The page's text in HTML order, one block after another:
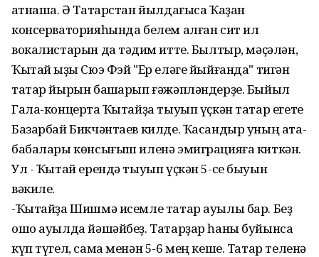
ҡатнаша. Ә Татарстан йылдағыса Ҡаҙан
консерваторияһында белем алған сит ил
вокалистарын да тәҡдим итте. Былтыр, мәҫәлән,
Ҡытай ҡыҙы Сюэ Фэй "Ер еләге йыйғанда" тигән
татар йырын башҡарып ғәжәпләндерҙе. Быйыл
Гала-концертҡа Ҡытайҙа тыуып үҫкән татар егете
Базарбай Бикчәнтаев килде. Ҡасандыр уның ата-
бабалары көнсығыш иленә эмиграцияға киткән.
Ул - Ҡытай ерендә тыуып үҫкән 5-се быуын
вәкиле.
-Ҡытайҙа Шишмә исемле татар ауылы бар. Беҙ
ошо ауылда йәшәйбеҙ. Татарҙар һаны буйынса
күп түгел, сама менән 5-6 мең кеше. Татар теленә